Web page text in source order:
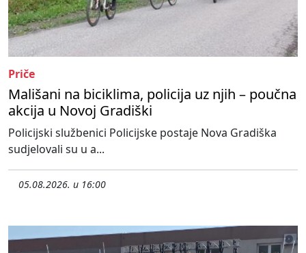
Priče
Mališani na biciklima, policija uz njih – poučna
akcija u Novoj Gradiški
Policijski službenici Policijske postaje Nova Gradiška
sudjelovali su u a...
05.08.2026. u 16:00